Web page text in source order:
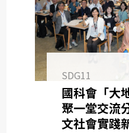
SDG11
國科會「大
聚一堂交流
文社會實踐